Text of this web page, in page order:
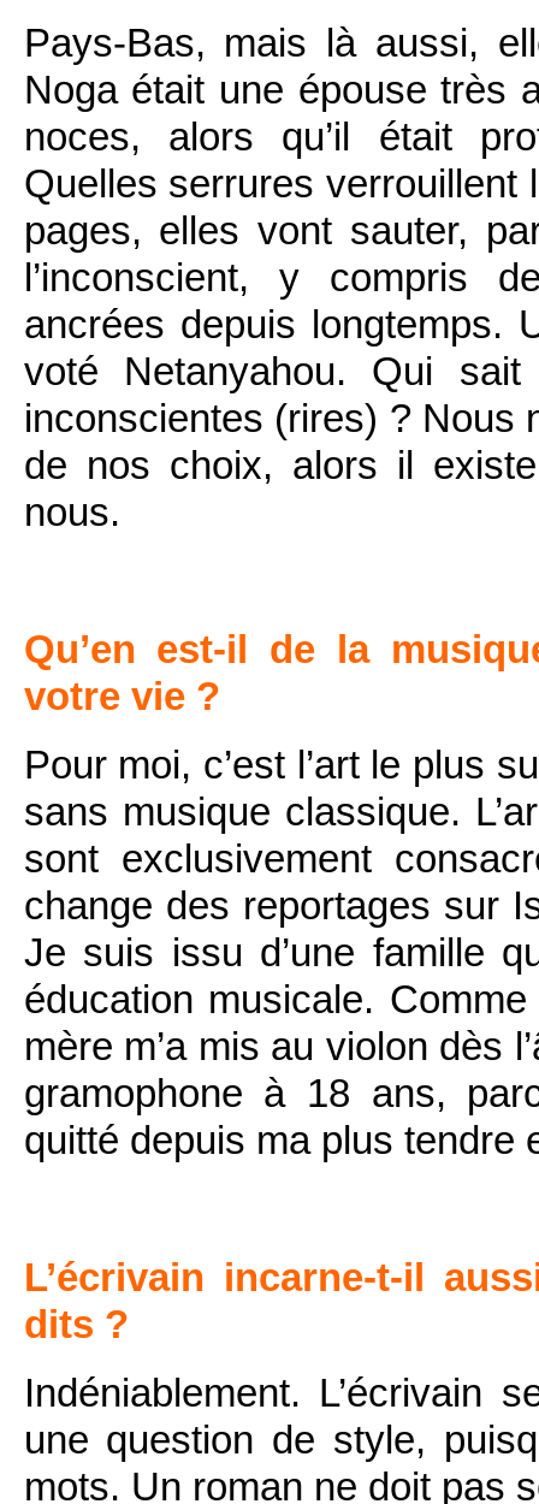
Pays-Bas, mais là aussi,
Noga était une épouse très
noces, alors qu’il était
Quelles serrures
pages, elles vont sauter,
l’inconscient, y compris
ancrées depuis longtemps.
voté Netanyahou. Qui
inconscientes (rires) ? Nous
de nos choix, alors il
nous.
Qu’en est-il de la
votre vie ?
Pour moi, c’est l’art le plus
sans musique classique.
sont exclusivement
change des reportages sur
Je suis issu d’une famille
éducation musicale.
mère m’a mis au violon dès
gramophone à 18 ans,
quitté depuis ma plus tendre
L’écrivain incarne-t-il
dits ?
Indéniablement. L’écrivain
une question de style,
mots. Un roman ne doit pas